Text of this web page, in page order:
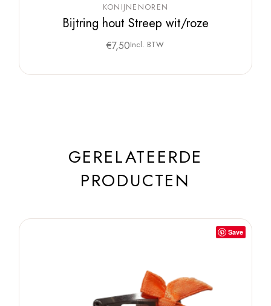
KONIJNENOREN
Bijtring hout Streep wit/roze
€7,50Incl. BTW
GERELATEERDE
PRODUCTEN
Save